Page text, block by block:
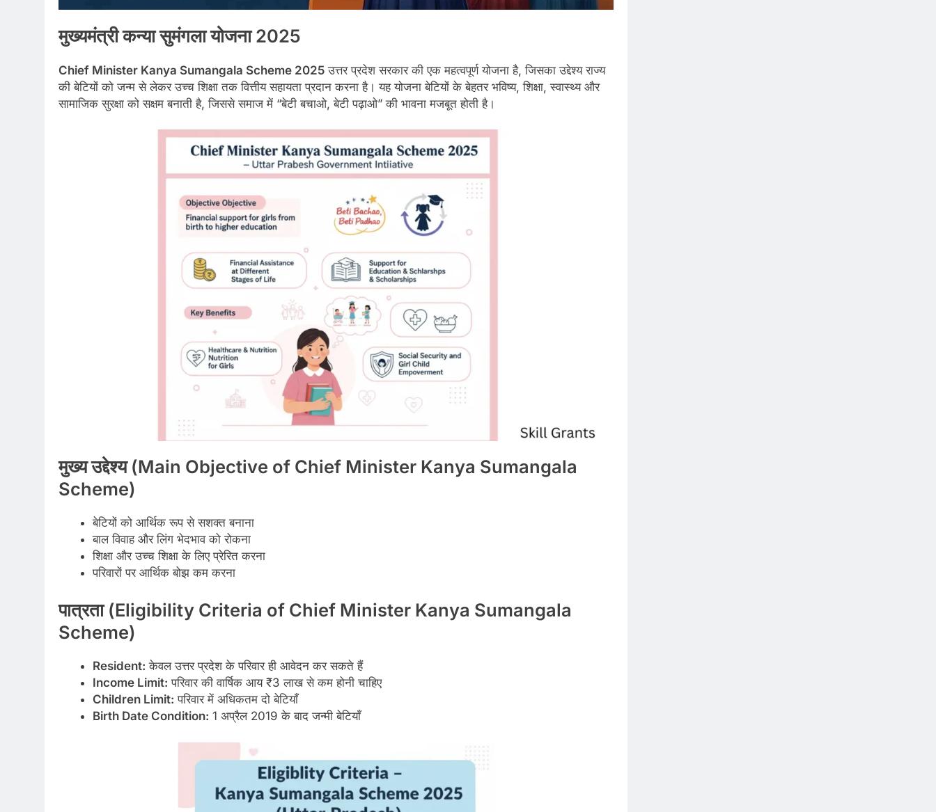
मुख्यमंत्री कन्या सुमंगला योजना 2025
Chief Minister Kanya Sumangala Scheme 2025 उत्तर प्रदेश सरकार की एक महत्वपूर्ण योजना है, जिसका उद्देश्य राज्य
की बेटियों को जन्म से लेकर उच्च शिक्षा तक वित्तीय सहायता प्रदान करना है। यह योजना बेटियों के बेहतर भविष्य, शिक्षा, स्वास्थ्य और
सामाजिक सुरक्षा को सक्षम बनाती है, जिससे समाज में “बेटी बचाओ, बेटी पढ़ाओ” की भावना मजबूत होती है।
मुख्य उद्देश्य (Main Objective of Chief Minister Kanya Sumangala
Scheme)
बेटियों को आर्थिक रूप से सशक्त बनाना
बाल विवाह और लिंग भेदभाव को रोकना
शिक्षा और उच्च शिक्षा के लिए प्रेरित करना
परिवारों पर आर्थिक बोझ कम करना
पात्रता (Eligibility Criteria of Chief Minister Kanya Sumangala
Scheme)
Resident: केवल उत्तर प्रदेश के परिवार ही आवेदन कर सकते हैं
Income Limit: परिवार की वार्षिक आय ₹3 लाख से कम होनी चाहिए
Children Limit: परिवार में अधिकतम दो बेटियाँ
Birth Date Condition: 1 अप्रैल 2019 के बाद जन्मी बेटियाँ